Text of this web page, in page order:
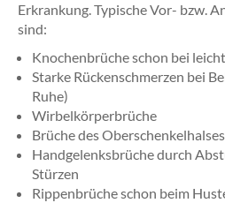
Erkrankung. Typische Vor- bzw.
sind:
Knochenbrüche schon bei
Starke Rückenschmerzen bei
Ruhe)
Wirbelkörperbrüche
Brüche des Oberschenkelhalses
Handgelenksbrüche durch
Stürzen
Rippenbrüche schon beim